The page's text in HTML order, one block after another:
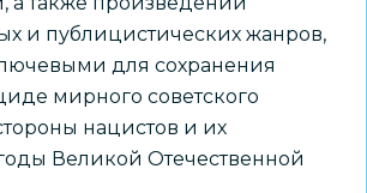
и публицистических жанров,
для сохранения
мирного советского
нацистов и их
Великой Отечественной